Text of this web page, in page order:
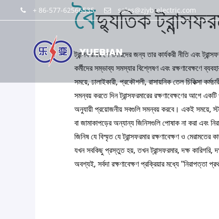
+ 86-577-62566535 sales@zjyb-electric.com
বৈদ্যুতিক
ট্রান্সফরমার পেশাদারদের জন্য তার কার্যকরী নীতি এবং
কর্মীদের সম্ভাব্য সমস্যার বিশ্লেষণ এবং
সময়ে, ঢালাইকারী, প্রকৌশলী, রাসায়নিক তেল চিকিত্সা
সমন্বয় করতে দিন ট্রান্সফরমারের রক্ষণাবেক্ষণের আগে
অনুযায়ী প্রয়োজনীয় সবগুলি সমন্বয় করবে। একই সময়ে,
বা জামাকাপড়ের অন্যান্য জিনিসগুলি পোষাক না করা এবং
জিনিষ যে বিস্মৃত যে ট্রান্সফরমার রক্ষণাবেক্ষণ ও মেরামতের
যখন সবকিছু প্রস্তুত হয়, তখন ট্রান্সফরমার, দক্ষ কারিগরি,
অবশ্যই, সর্বদা রক্ষণাবেক্ষণ প্রক্রিয়ার মধ্যে "নিরাপত্তা